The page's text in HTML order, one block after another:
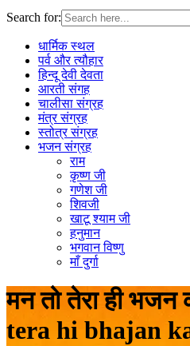
Search for:
धार्मिक स्थल
पर्व और त्यौहार
हिन्दू देवी देवता
आरती संगह
चालीसा संग्रह
मंत्र संग्रह
स्तोत्र संग्रह
भजन संग्रह
राम
कृष्ण जी
गणेश जी
शिवजी
खाटू श्याम जी
हनुमान
भगवान विष्णु
माँ दुर्गा
मन तो तेरा ही
tera hi bhajan